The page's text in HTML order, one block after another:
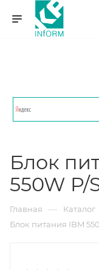
Блок
550W P/
Главная — Каталог
Блок питания IBM